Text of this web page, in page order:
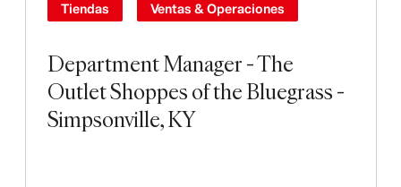
Department Manager - The
Outlet Shoppes of the Bluegrass -
Simpsonville, KY
Tiendas Ventas & Operaciones